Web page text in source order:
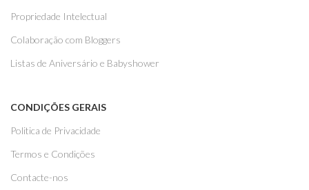
Propriedade Intelectual
Colaboração com Bloggers
Listas de Aniversário e Babyshower
CONDIÇÕES GERAIS
Politica de Privacidade
Termos e Condições
Contacte-nos